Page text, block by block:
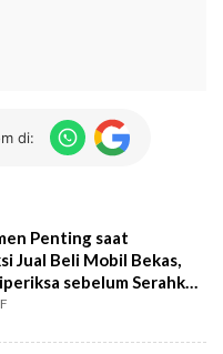
di:
Penting saat
Jual Beli Mobil Bekas,
sebelum Serahkan